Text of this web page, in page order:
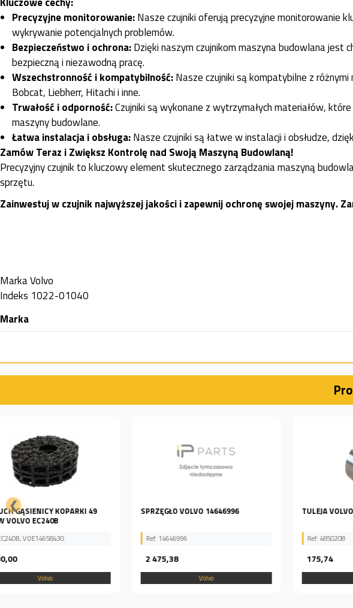
Precyzyjne monitorowanie:Nasze czujniki oferują precyzyjne monitorowanie
wykrywanie potencjalnych problemów.
Bezpieczeństwo i ochrona:Dzięki naszym czujnikom maszyna budowlana jest
bezpieczną i niezawodną pracę.
Wszechstronność i kompatybilność:Nasze czujniki są kompatybilne z
Bobcat, Liebherr, Hitachi i inne.
Trwałość i odporność:Czujniki są wykonane z wytrzymałych materiałów,
maszyny budowlane.
Łatwa instalacja i obsługa:Nasze czujniki są łatwe w instalacji i obsłudze,
Zamów Teraz i Zwiększ Kontrolę nad Swoją Maszyną Budowlaną!
Precyzyjny czujnik to kluczowy element skutecznego zarządzania maszyną
sprzętu.
Zainwestuj w czujnik najwyższej jakości i zapewnij ochronę swojej maszyny.
MarkaVolvo
Indeks 1022-01040
Marka
SPRZĘGŁO VOLVO 14646996
Ref: 14646996
TULEJA VOLVO 4850208 VO4850208
Ref: 4850208
❮